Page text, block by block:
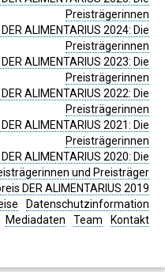
Preisträgerinnen
ALIMENTARIUS 2024: Die
Preisträgerinnen
ALIMENTARIUS 2023: Die
Preisträgerinnen
ALIMENTARIUS 2022: Die
Preisträgerinnen
ALIMENTARIUS 2021: Die
Preisträgerinnen
ALIMENTARIUS 2020: Die
und Preisträger
DER ALIMENTARIUS 2019
Datenschutzinformation
Mediadaten
Team Kontakt